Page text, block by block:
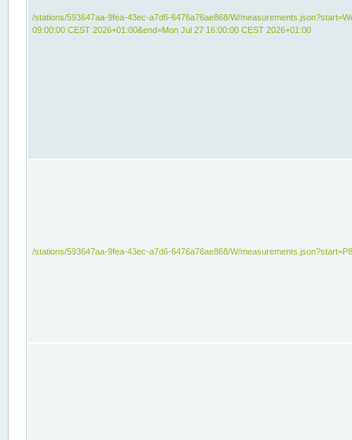
/stations/593647aa-9fea-43ec-a7d6-6476a76ae868/W/
09:00:00 CEST 2026+01:00&end=Mon Jul 27 16:00:00 CEST 2026+01:00
/stations/593647aa-9fea-43ec-a7d6-6476a76ae868/W/